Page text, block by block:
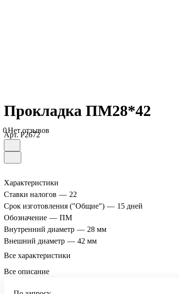
Прокладка ПМ28*42
0Нет отзывов
Арт.P2672
Характеристики
Ставки налогов — 22
Срок изготовления ("Общие") — 15 дней
Обозначение — ПМ
Внутренний диаметр — 28 мм
Внешний диаметр — 42 мм
Все характеристики
Все описание